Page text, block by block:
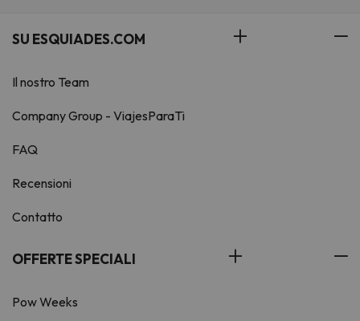
SU ESQUIADES.COM
Il nostro Team
Company Group - ViajesParaTi
FAQ
Recensioni
Contatto
OFFERTE SPECIALI
Pow Weeks